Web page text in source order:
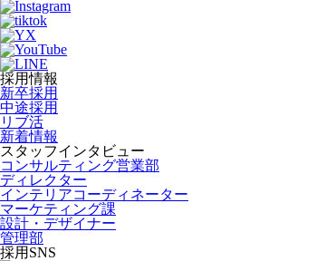
採用情報
新卒採用
中途採用
リブ活
新着情報
スタッフインタビュー
コンサルティング営業部
ディレクター
インテリアコーディネーター
マーケティング課
設計・デザイナー
管理部
採用SNS